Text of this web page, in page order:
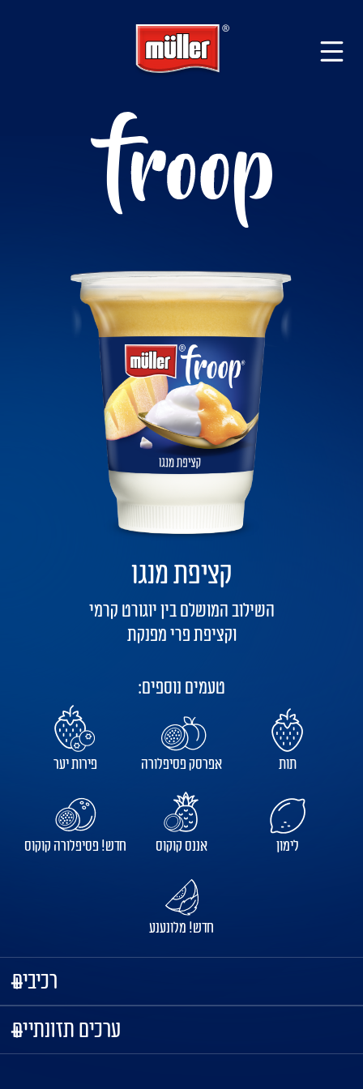
קציפת מנגו
השילוב המושלם בין יוגורט קרמי
וקציפת פרי מפנקת
טעמים נוספים:
תות אפרסק פסיפלורה פירות יער
לימון אננס קוקוס חדש! פסיפלורה קוקוס
חדש! מלונענע
רכיבים
ערכים תזונתיים